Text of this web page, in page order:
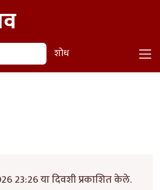
शोध
23:26 या दिवशी प्रकाशित केले.